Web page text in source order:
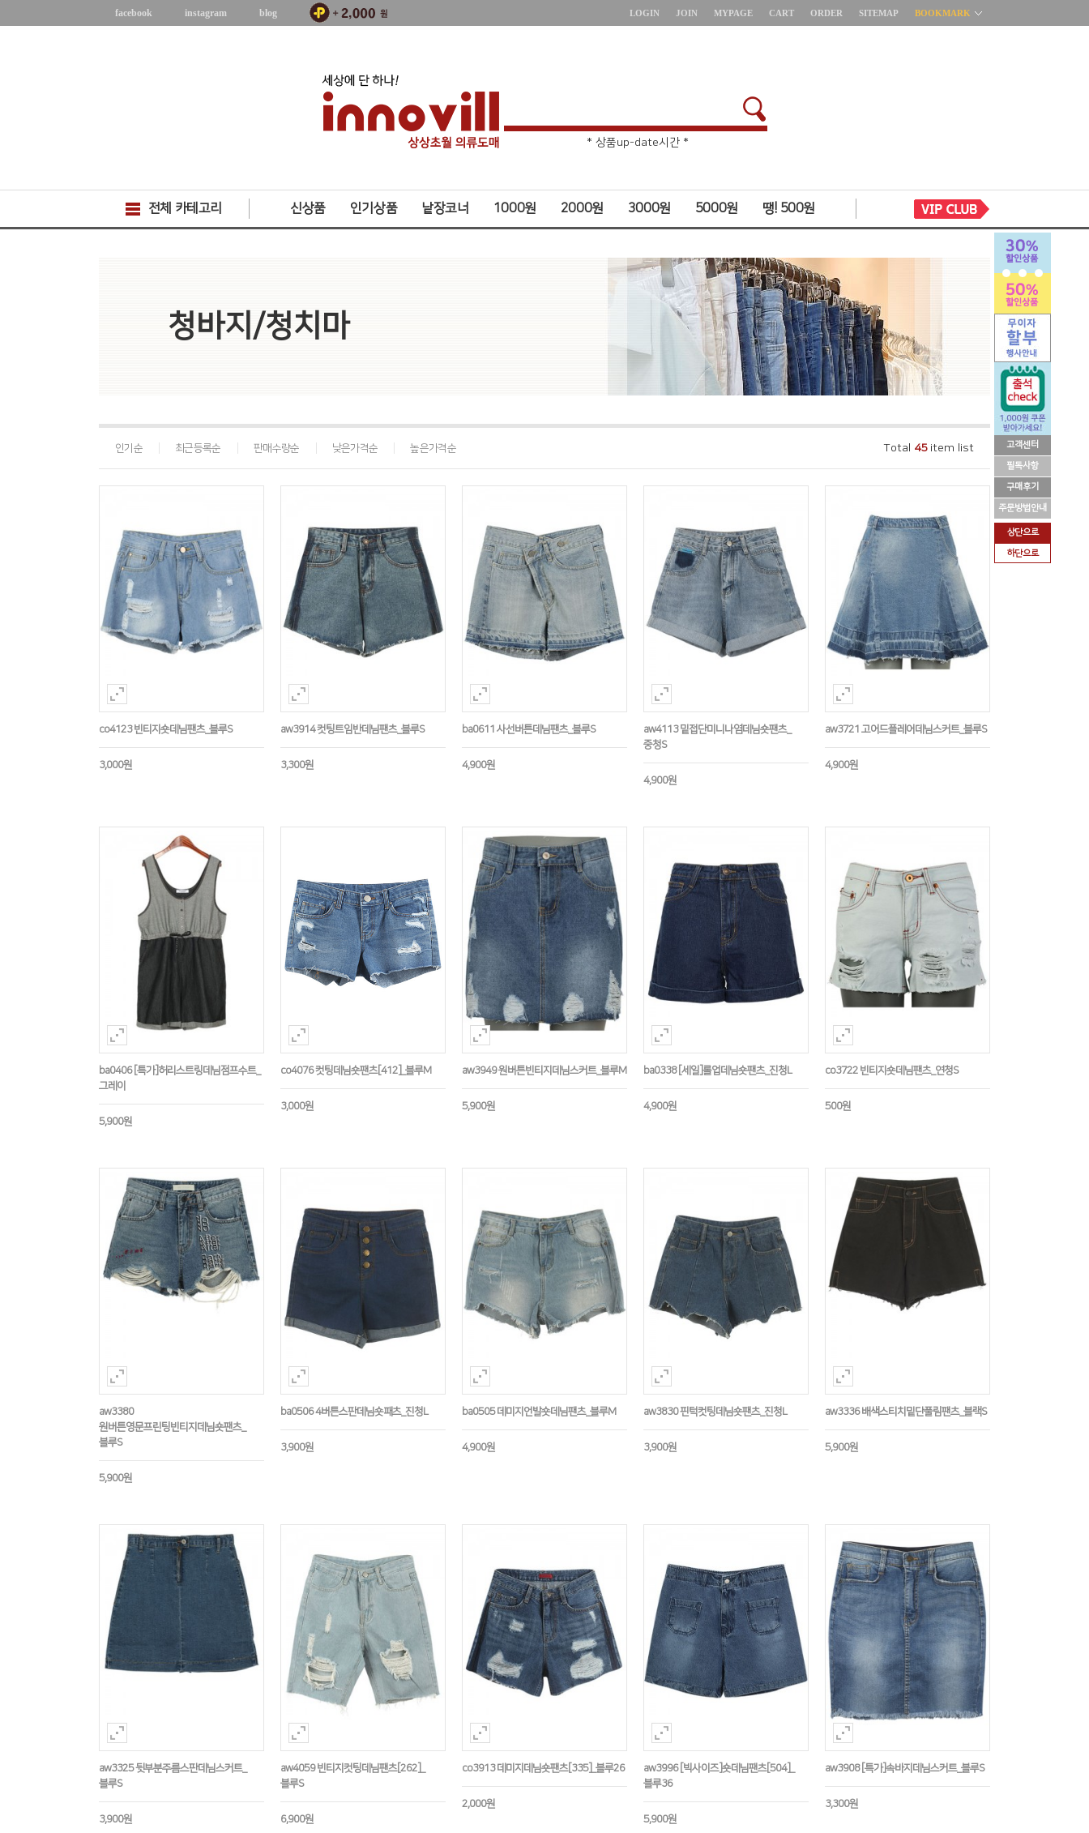
고객센터
필독사항
구매후기
주문방법안내
상단으로
하단으로
facebook instagram blog LOGIN JOIN MYPAGE CART ORDER SITEMAP BOOKMARK
* 상품up-date시간 *
전체 카테고리 신상품 인기상품 낱장코너 1000원 2000원 3000원 5000원 땡! 500원
청바지/청치마
인기순 최근등록순 판매수량순 낮은가격순 높은가격순 Total 45item list
co4123 빈티지숏데님팬츠_블루S
3,000원
aw3914 컷팅트임반데님팬츠_블루S
3,300원
ba0611 사선버튼데님팬츠_블루S
4,900원
aw4113 밑접단미니나염데님숏팬츠_
중청S
4,900원
aw3721 고어드플레어데님스커트_블루S
4,900원
ba0406 [특가]허리스트링데님점프수트_
그레이
5,900원
co4076 컷팅데님숏팬츠[412]_블루M
3,000원
aw3949 원버튼빈티지데님스커트_블루M
5,900원
ba0338 [세일]롤업데님숏팬츠_진청L
4,900원
co3722 빈티지숏데님팬츠_연청S
500원
aw3380
원버튼영문프린팅빈티지데님숏팬츠_
블루S
5,900원
ba0506 4버튼스판데님숏패츠_진청L
3,900원
ba0505 데미지언발숏데님팬츠_블루M
4,900원
aw3830 핀턱컷팅데님숏팬츠_진청L
3,900원
aw3336 배색스티치밑단풀림팬츠_블랙S
5,900원
aw3325 뒷부분주름스판데님스커트_
블루S
3,900원
aw4059 빈티지컷팅데님팬츠[262]_
블루S
6,900원
co3913 데미지데님숏팬츠[335]_블루26
2,000원
aw3996 [빅사이즈]숏데님팬츠[504]_
블루36
5,900원
aw3908 [특가]속바지데님스커트_블루S
3,300원